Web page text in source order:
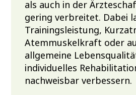
als auch in der
gering verbreitet. Dabei
Trainingsleistung,
Atemmuskelkraft oder
allgemeine
individuelles
nachweisbar verbessern.